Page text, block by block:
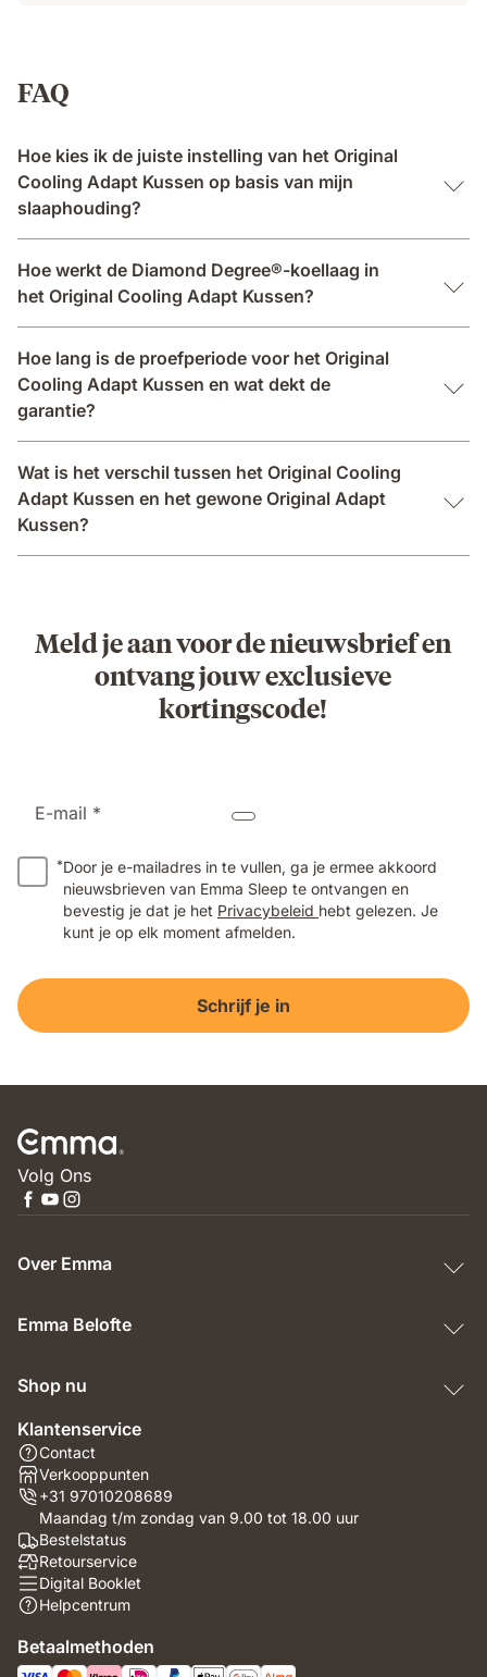
FAQ
Hoe kies ik de juiste instelling van het Original
Cooling Adapt Kussen op basis van mijn
slaaphouding?
Hoe werkt de Diamond Degree®-koellaag in
het Original Cooling Adapt Kussen?
Hoe lang is de proefperiode voor het Original
Cooling Adapt Kussen en wat dekt de
garantie?
Wat is het verschil tussen het Original Cooling
Adapt Kussen en het gewone Original Adapt
Kussen?
Meld je aan voor de nieuwsbrief en
ontvang jouw exclusieve
kortingscode!
E-mail *
*Door je e-mailadres in te vullen, ga je ermee akkoord
nieuwsbrieven van Emma Sleep te ontvangen en
bevestig je dat je het Privacybeleid hebt gelezen. Je
kunt je op elk moment afmelden.
Schrijf je in
Volg Ons
Over Emma
Emma Belofte
Shop nu
Klantenservice
Contact
Verkooppunten
+31 97010208689
Maandag t/m zondag van 9.00 tot 18.00 uur
Bestelstatus
Retourservice
Digital Booklet
Helpcentrum
Betaalmethoden